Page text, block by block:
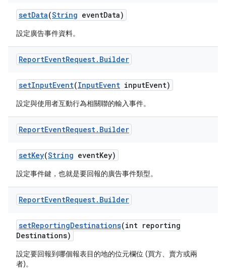
setData(String eventData)
設定廣告事件資料。
ReportEventRequest. Builder
setInputEvent(InputEvent inputEvent)
設定與使用者互動行為相關聯的輸入事件。
ReportEventRequest. Builder
setKey(String eventKey)
設定事件鍵，也就是要回報的廣告事件類型。
ReportEventRequest. Builder
setReportingDestinations(int reporting
Destinations)
設定要回報到哪個報表目的地的位元欄位 (買方、賣方或兩
者)。